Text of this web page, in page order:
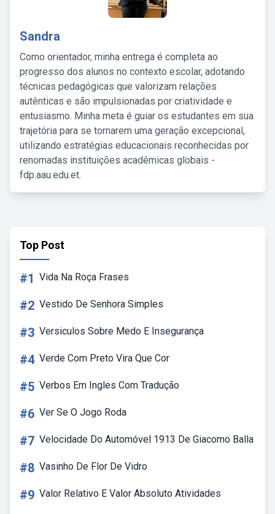
Sandra
Como orientador, minha entrega é completa ao
progresso dos alunos no contexto escolar, adotando
técnicas pedagógicas que valorizam relações
autênticas e são impulsionadas por criatividade e
entusiasmo. Minha meta é guiar os estudantes em sua
trajetória para se tornarem uma geração excepcional,
utilizando estratégias educacionais reconhecidas por
renomadas instituições acadêmicas globais -
fdp.aau.edu.et.
Top Post
#1 Vida Na Roça Frases
#2 Vestido De Senhora Simples
#3 Versiculos Sobre Medo E Insegurança
#4 Verde Com Preto Vira Que Cor
#5 Verbos Em Ingles Com Tradução
#6 Ver Se O Jogo Roda
#7 Velocidade Do Automóvel 1913 De Giacomo Balla
#8 Vasinho De Flor De Vidro
#9 Valor Relativo E Valor Absoluto Atividades